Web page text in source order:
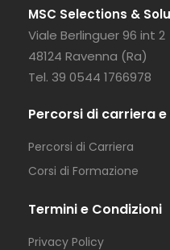
MSC Selections &
Viale Berlinguer 96 int 2
48124 Ravenna (Ra)
Tel. 39 0544 1766978
Percorsi di carriera
Percorsi di Carriera
Corsi di Formazione
Termini e Condizioni
Privacy Policy